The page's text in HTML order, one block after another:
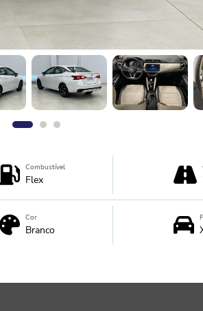
Combustível
Flex
Cor
Branco